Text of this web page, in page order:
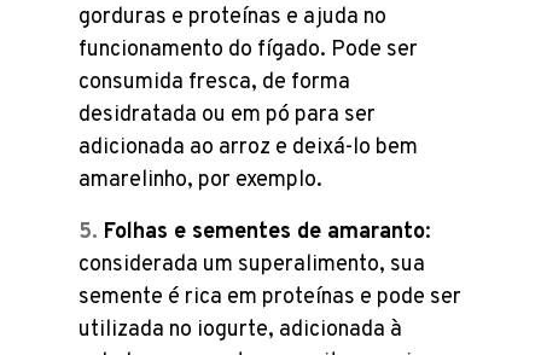
gorduras e proteínas e ajuda no
funcionamento do fígado. Pode ser
consumida fresca, de forma
desidratada ou em pó para ser
adicionada ao arroz e deixá-lo bem
amarelinho, por exemplo.
Folhas e sementes de amaranto:
considerada um superalimento, sua
semente é rica em proteínas e pode ser
utilizada no iogurte, adicionada à